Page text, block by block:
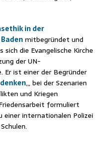
in der
mitbegründet und
die Evangelische Kirche
der UN-
Er ist einer der Begründer
„, bei der Szenarien
und Kriegen
formuliert
einer internationalen Polizei